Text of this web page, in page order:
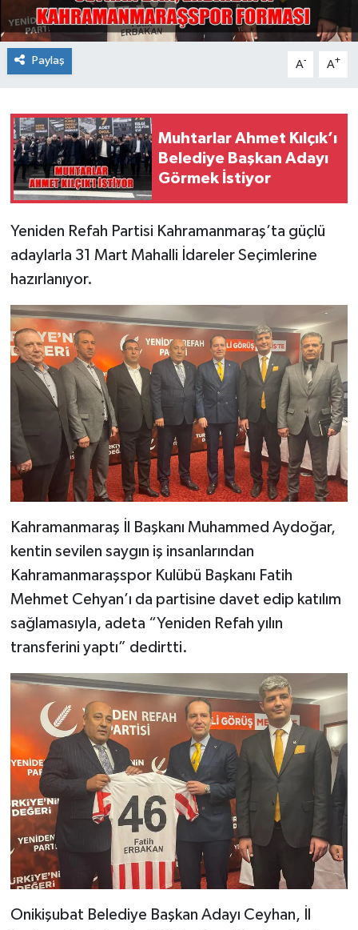
Paylaş A- A+
Muhtarlar Ahmet Kılçık’ı
Belediye Başkan Adayı
Görmek İstiyor
Yeniden Refah Partisi Kahramanmaraş’ta güçlü
adaylarla 31 Mart Mahalli İdareler Seçimlerine
hazırlanıyor.
Kahramanmaraş İl Başkanı Muhammed Aydoğar,
kentin sevilen saygın iş insanlarından
Kahramanmaraşspor Kulübü Başkanı Fatih
Mehmet Cehyan’ı da partisine davet edip katılım
sağlamasıyla, adeta “Yeniden Refah yılın
transferini yaptı” dedirtti.
Onikişubat Belediye Başkan Adayı Ceyhan, İl